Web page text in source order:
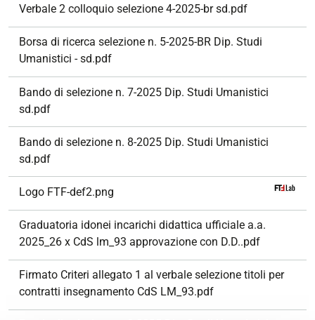
Verbale 2 colloquio selezione 4-2025-br sd.pdf
Borsa di ricerca selezione n. 5-2025-BR Dip. Studi
Umanistici - sd.pdf
Bando di selezione n. 7-2025 Dip. Studi Umanistici
sd.pdf
Bando di selezione n. 8-2025 Dip. Studi Umanistici
sd.pdf
Logo FTF-def2.png
Graduatoria idonei incarichi didattica ufficiale a.a.
2025_26 x CdS lm_93 approvazione con D.D..pdf
Firmato Criteri allegato 1 al verbale selezione titoli per
contratti insegnamento CdS LM_93.pdf